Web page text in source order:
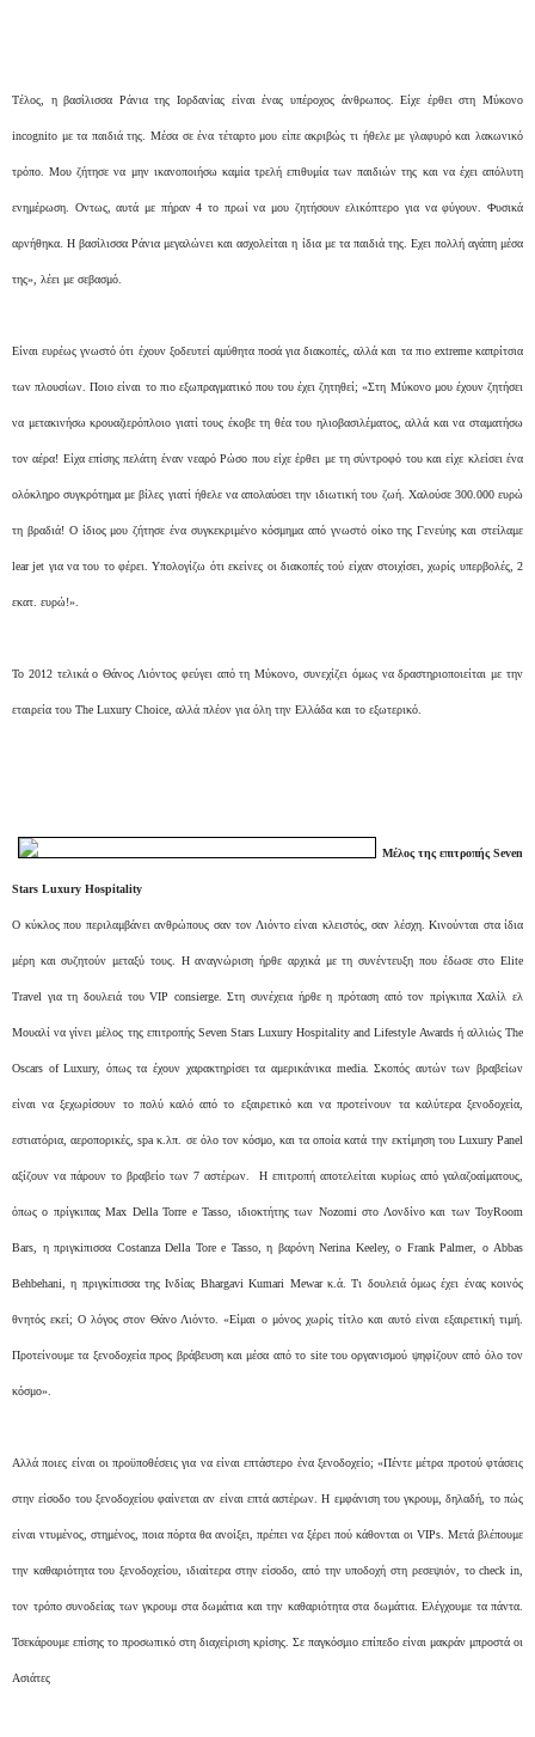
Tέλος, η βασίλισσα Ράνια της Ιορδανίας είναι ένας υπέροχος άνθρωπος. Είχε έρθει στη Μύκονο
incognito με τα παιδιά της. Μέσα σε ένα τέταρτο μου είπε ακριβώς τι ήθελε με γλαφυρό και λακωνικό
τρόπο. Μου ζήτησε να μην ικανοποιήσω καμία τρελή επιθυμία των παιδιών της και να έχει απόλυτη
ενημέρωση. Οντως, αυτά με πήραν 4 το πρωί να μου ζητήσουν ελικόπτερο για να φύγουν. Φυσικά
αρνήθηκα. Η βασίλισσα Ράνια μεγαλώνει και ασχολείται η ίδια με τα παιδιά της. Εχει πολλή αγάπη μέσα
της», λέει με σεβασμό.
Είναι ευρέως γνωστό ότι έχουν ξοδευτεί αμύθητα ποσά για διακοπές, αλλά και τα πιο extreme καπρίτσια
των πλουσίων. Ποιο είναι το πιο εξωπραγματικό που του έχει ζητηθεί; «Στη Μύκονο μου έχουν ζητήσει
να μετακινήσω κρουαζιερόπλοιο γιατί τους έκοβε τη θέα του ηλιοβασιλέματος, αλλά και να σταματήσω
τον αέρα! Είχα επίσης πελάτη έναν νεαρό Ρώσο που είχε έρθει με τη σύντροφό του και είχε κλείσει ένα
ολόκληρο συγκρότημα με βίλες γιατί ήθελε να απολαύσει την ιδιωτική του ζωή. Χαλούσε 300.000 ευρώ
τη βραδιά! Ο ίδιος μου ζήτησε ένα συγκεκριμένο κόσμημα από γνωστό οίκο της Γενεύης και στείλαμε
lear jet για να του το φέρει. Υπολογίζω ότι εκείνες οι διακοπές τού είχαν στοιχίσει, χωρίς υπερβολές, 2
εκατ. ευρώ!».
Το 2012 τελικά ο Θάνος Λιόντος φεύγει από τη Μύκονο, συνεχίζει όμως να δραστηριοποιείται με την
εταιρεία του The Luxury Choice, αλλά πλέον για όλη την Ελλάδα και το εξωτερικό.
Μέλος της επιτροπής Seven
Stars Luxury Hospitality
Ο κύκλος που περιλαμβάνει ανθρώπους σαν τον Λιόντο είναι κλειστός, σαν λέσχη. Κινούνται στα ίδια
μέρη και συζητούν μεταξύ τους. Η αναγνώριση ήρθε αρχικά με τη συνέντευξη που έδωσε στο Elite
Travel για τη δουλειά του VIP consierge. Στη συνέχεια ήρθε η πρόταση από τον πρίγκιπα Χαλίλ ελ
Μουαλί να γίνει μέλος της επιτροπής Seven Stars Luxury Hospitality and Lifestyle Awards ή αλλιώς The
Oscars of Luxury, όπως τα έχουν χαρακτηρίσει τα αμερικάνικα media. Σκοπός αυτών των βραβείων
είναι να ξεχωρίσουν το πολύ καλό από το εξαιρετικό και να προτείνουν τα καλύτερα ξενοδοχεία,
εστιατόρια, αεροπορικές, spa κ.λπ. σε όλο τον κόσμο, και τα οποία κατά την εκτίμηση του Luxury Panel
αξίζουν να πάρουν το βραβείο των 7 αστέρων. Η επιτροπή αποτελείται κυρίως από γαλαζοαίματους,
όπως ο πρίγκιπας Max Della Torre e Tasso, ιδιοκτήτης των Nozomi στο Λονδίνο και των ToyRoom
Bars, η πριγκiπισσα Costanza Della Tore e Tasso, η βαρόνη Nerina Keeley, ο Frank Palmer, ο Abbas
Behbehani, η πριγκίπισσα της Ινδίας Bhargavi Kumari Mewar κ.ά. Τι δουλειά όμως έχει ένας κοινός
θνητός εκεί; Ο λόγος στον Θάνο Λιόντο. «Είμαι ο μόνος χωρίς τίτλο και αυτό είναι εξαιρετική τιμή.
Προτείνουμε τα ξενοδοχεία προς βράβευση και μέσα από το site του οργανισμού ψηφίζουν από όλο τον
κόσμο».
Αλλά ποιες είναι οι προϋποθέσεις για να είναι επτάστερο ένα ξενοδοχείο; «Πέντε μέτρα προτού φτάσεις
στην είσοδο του ξενοδοχείου φαίνεται αν είναι επτά αστέρων. Η εμφάνιση του γκρουμ, δηλαδή, το πώς
είναι ντυμένος, στημένος, ποια πόρτα θα ανοίξει, πρέπει να ξέρει πού κάθονται οι VIPs. Μετά βλέπουμε
την καθαριότητα του ξενοδοχείου, ιδιαίτερα στην είσοδο, από την υποδοχή στη ρεσεψιόν, το check in,
τον τρόπο συνοδείας των γκρουμ στα δωμάτια και την καθαριότητα στα δωμάτια. Ελέγχουμε τα πάντα.
Τσεκάρουμε επίσης το προσωπικό στη διαχείριση κρίσης. Σε παγκόσμιο επίπεδο είναι μακράν μπροστά οι
Ασιάτες